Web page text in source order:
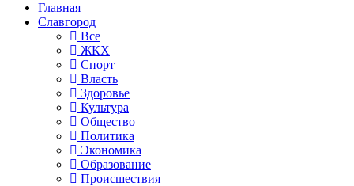
Главная
Славгород
Все
ЖКХ
Спорт
Власть
Здоровье
Культура
Общество
Политика
Экономика
Образование
Происшествия